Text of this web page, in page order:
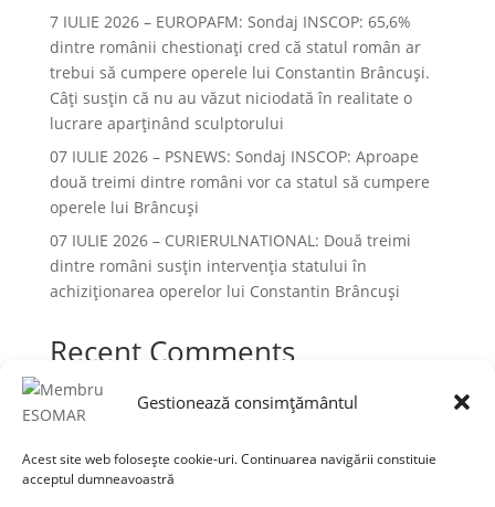
Gestionează consimțământul
Acest site web folosește cookie-uri. Continuarea navigării constituie
acceptul dumneavoastră
7 IULIE 2026 – EUROPAFM: Sondaj INSCOP: 65,6%
dintre românii chestionați cred că statul român ar
trebui să cumpere operele lui Constantin Brâncuși.
Câți susțin că nu au văzut niciodată în realitate o
lucrare aparținând sculptorului
07 IULIE 2026 – PSNEWS: Sondaj INSCOP: Aproape
două treimi dintre români vor ca statul să cumpere
operele lui Brâncuși
07 IULIE 2026 – CURIERULNATIONAL: Două treimi
dintre români susțin intervenția statului în
achiziționarea operelor lui Constantin Brâncuși
Recent Comments
Niciun comentariu de arătat.